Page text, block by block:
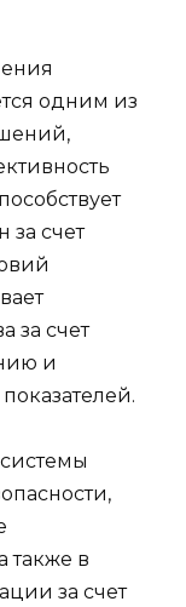
одним из
счет
за счет
и
также в
за счет